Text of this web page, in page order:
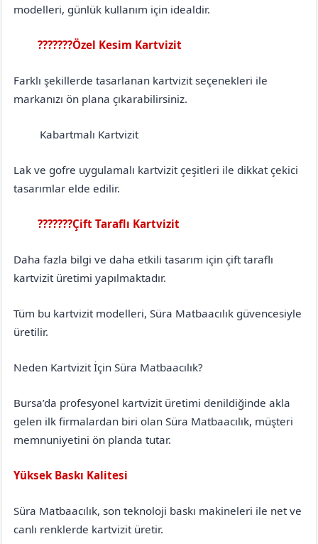
modelleri, günlük kullanım için idealdir.
???????Özel Kesim Kartvizit
Farklı şekillerde tasarlanan kartvizit seçenekleri ile
markanızı ön plana çıkarabilirsiniz.
Kabartmalı Kartvizit
Lak ve gofre uygulamalı kartvizit çeşitleri ile dikkat çekici
tasarımlar elde edilir.
???????Çift Taraflı Kartvizit
Daha fazla bilgi ve daha etkili tasarım için çift taraflı
kartvizit üretimi yapılmaktadır.
Tüm bu kartvizit modelleri, Süra Matbaacılık güvencesiyle
üretilir.
Neden Kartvizit İçin Süra Matbaacılık?
Bursa’da profesyonel kartvizit üretimi denildiğinde akla
gelen ilk firmalardan biri olan Süra Matbaacılık, müşteri
memnuniyetini ön planda tutar.
Yüksek Baskı Kalitesi
Süra Matbaacılık, son teknoloji baskı makineleri ile net ve
canlı renklerde kartvizit üretir.